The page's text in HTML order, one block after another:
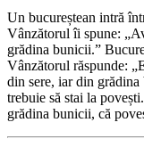
Un bucureștean intră
Vânzătorul îi spune:
grădina bunicii.”
Vânzătorul răspunde:
din sere, iar din
trebuie să stai la
grădina bunicii, că